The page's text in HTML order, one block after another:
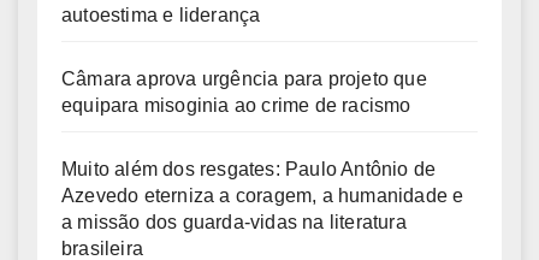
autoestima e liderança
Câmara aprova urgência para projeto que
equipara misoginia ao crime de racismo
Muito além dos resgates: Paulo Antônio de
Azevedo eterniza a coragem, a humanidade e
a missão dos guarda-vidas na literatura
brasileira